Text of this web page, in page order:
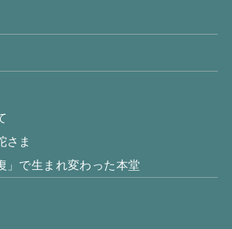
さま
」で生まれ変わった本堂